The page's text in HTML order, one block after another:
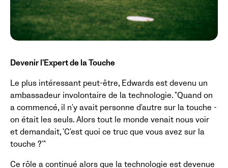
Devenir l'Expert de la Touche
Le plus intéressant peut-être, Edwards est devenu un
ambassadeur involontaire de la technologie. "Quand on
a commencé, il n'y avait personne d'autre sur la touche -
on était les seuls. Alors tout le monde venait nous voir
et demandait, 'C'est quoi ce truc que vous avez sur la
touche ?'"
Ce rôle a continué alors que la technologie est devenue